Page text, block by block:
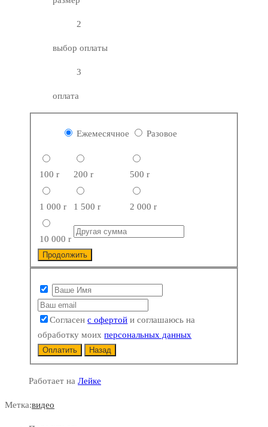
2
выбор оплаты
3
оплата
Ежемесячное Разовое
100r 200r 500r
1 000r 1 500r 2 000r
10 000r
Продолжить
Согласенс офертой и соглашаюсь на
обработку моихперсональных данных
Оплатить Назад
Работает на Лейке
Метка:видео